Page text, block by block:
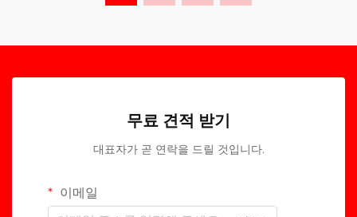
무료 견적 받기
대표자가 곧 연락을 드릴 것입니다.
이메일